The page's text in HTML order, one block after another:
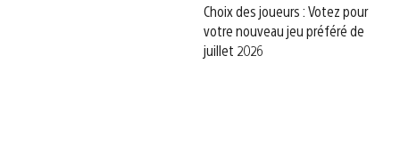
Choix des joueurs : Votez pour
votre nouveau jeu préféré de
juillet 2026